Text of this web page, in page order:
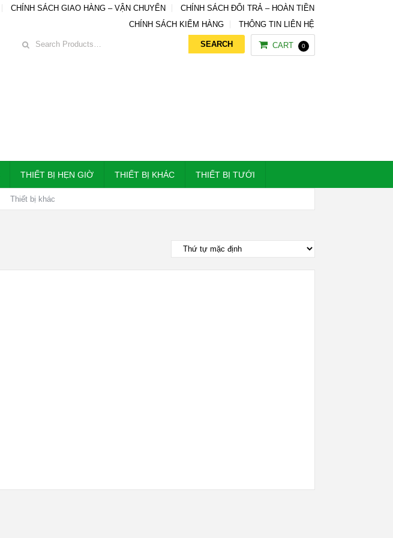
CHÍNH SÁCH GIAO HÀNG – VẬN CHUYỂN
CHÍNH SÁCH ĐỔI TRẢ – HOÀN TIỀN
CHÍNH SÁCH KIỂM HÀNG
THÔNG TIN LIÊN HỆ
CART 0
THIẾT BỊ HẸN GIỜ THIẾT BỊ KHÁC THIẾT BỊ TƯỚI
Thiết bị khác